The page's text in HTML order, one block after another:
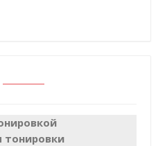
тонировки